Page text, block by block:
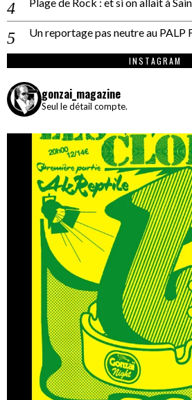
Un reportage pas neutre au PALP
INSTAGRAM
gonzai_magazine
Seul le détail compte.